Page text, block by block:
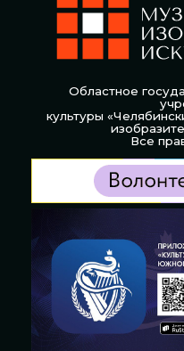
Областное
культуры
Все